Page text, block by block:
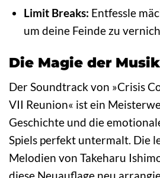
Limit Breaks: Entfessle
um deine Feinde zu
Die Magie der Musik
Der Soundtrack von »Crisis
VII Reunion« ist ein
Geschichte und die
Spiels perfekt untermalt. Die
Melodien von Takeharu